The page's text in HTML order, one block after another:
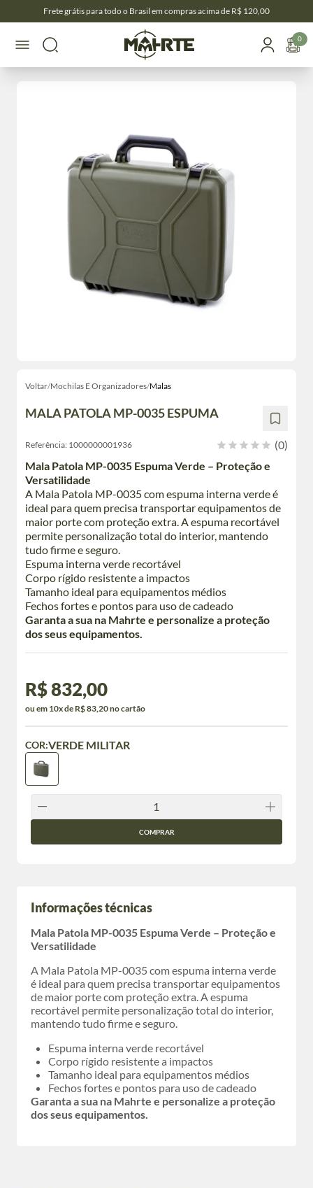
Frete grátis para todo o Brasil em compras acima de R$ 120,00
0
Voltar/Mochilas E Organizadores/Malas
MALA PATOLA MP-0035 ESPUMA
Referência: 1000000001936
(0)
Mala Patola MP-0035 Espuma Verde – Proteção e
Versatilidade
A Mala Patola MP-0035 com espuma interna verde é
ideal para quem precisa transportar equipamentos de
maior porte com proteção extra. A espuma recortável
permite personalização total do interior, mantendo
tudo firme e seguro.
Espuma interna verde recortável
Corpo rígido resistente a impactos
Tamanho ideal para equipamentos médios
Fechos fortes e pontos para uso de cadeado
Garanta a sua na Mahrte e personalize a proteção
dos seus equipamentos.
R$ 832,00
ou em 10x de R$ 83,20 no cartão
COR:VERDE MILITAR
COMPRAR
Informações técnicas
Mala Patola MP-0035 Espuma Verde – Proteção e
Versatilidade
A Mala Patola MP-0035 com espuma interna verde
é ideal para quem precisa transportar equipamentos
de maior porte com proteção extra. A espuma
recortável permite personalização total do interior,
mantendo tudo firme e seguro.
Espuma interna verde recortável
Corpo rígido resistente a impactos
Tamanho ideal para equipamentos médios
Fechos fortes e pontos para uso de cadeado
Garanta a sua na Mahrte e personalize a proteção
dos seus equipamentos.